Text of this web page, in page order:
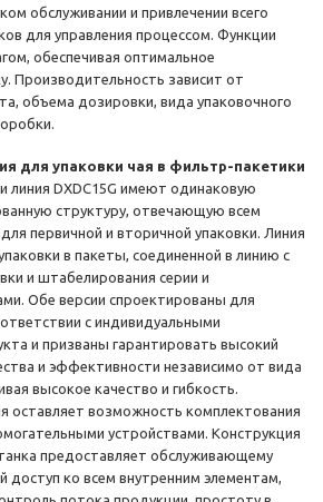
обслуживании и привлечении всего
для управления процессом. Функции
обеспечивая оптимальное
Производительность зависит от
объема дозировки, вида упаковочного
для упаковки чая в фильтр-пакетики
и линия DXDC15G имеют одинаковую
структуру, отвечающую всем
первичной и вторичной упаковки. Линия
в пакеты, соединенной в линию с
и штабелирования серии и
Обе версии спроектированы для
с индивидуальными
и призваны гарантировать высокий
и эффективности независимо от вида
высокое качество и гибкость.
оставляет возможность комплектования
устройствами. Конструкция
предоставляет обслуживающему
доступ ко всем внутренним элементам,